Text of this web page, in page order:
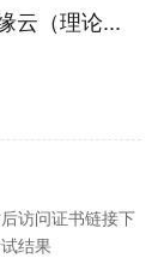
云（理论...
访问证书链接下
结果